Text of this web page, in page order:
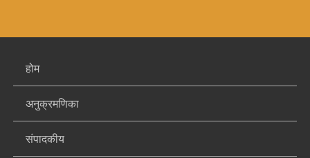
होम
अनुक्रमणिका
संपादकीय